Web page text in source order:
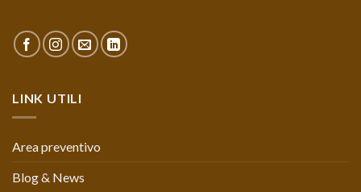
LINK UTILI
Area preventivo
Blog & News